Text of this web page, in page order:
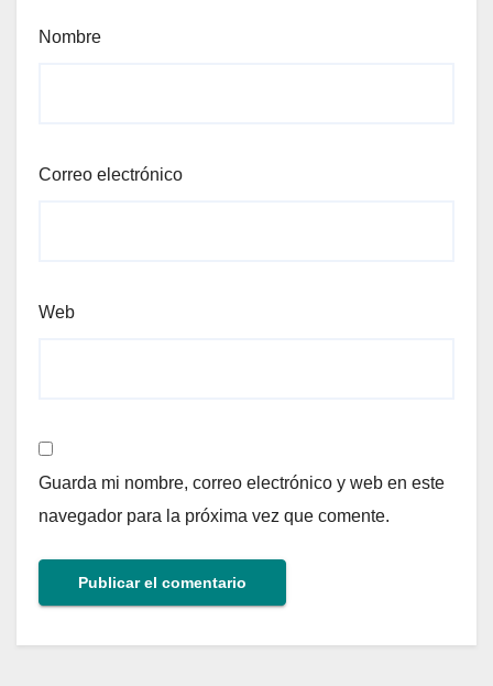
Nombre
Correo electrónico
Web
Guarda mi nombre, correo electrónico y web en este
navegador para la próxima vez que comente.